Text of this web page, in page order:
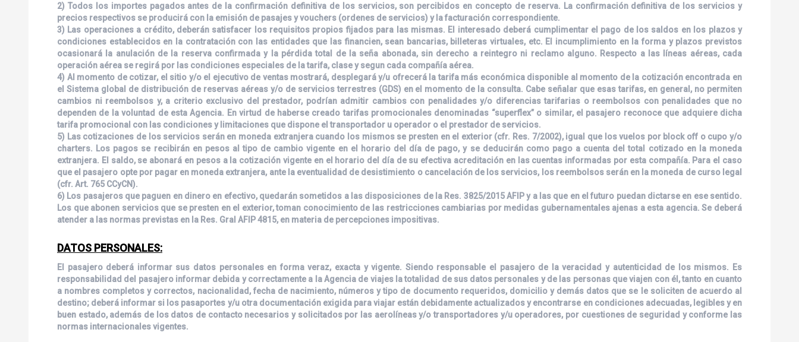
2) Todos los importes pagados antes de la confirmación definitiva de los servicios, son percibidos en concepto de reserva. La confirmación definitiva de los servicios y
precios respectivos se producirá con la emisión de pasajes y vouchers (ordenes de servicios) y la facturación correspondiente.
3) Las operaciones a crédito, deberán satisfacer los requisitos propios fijados para las mismas. El interesado deberá cumplimentar el pago de los saldos en los plazos y
condiciones establecidos en la contratación con las entidades que las financien, sean bancarias, billeteras virtuales, etc. El incumplimiento en la forma y plazos previstos
ocasionará la anulación de la reserva confirmada y la pérdida total de la seña abonada, sin derecho a reintegro ni reclamo alguno. Respecto a las líneas aéreas, cada
operación aérea se regirá por las condiciones especiales de la tarifa, clase y segun cada compañía aérea.
4) Al momento de cotizar, el sitio y/o el ejecutivo de ventas mostrará, desplegará y/u ofrecerá la tarifa más económica disponible al momento de la cotización encontrada en
el Sistema global de distribución de reservas aéreas y/o de servicios terrestres (GDS) en el momento de la consulta. Cabe señalar que esas tarifas, en general, no permiten
cambios ni reembolsos y, a criterio exclusivo del prestador, podrían admitir cambios con penalidades y/o diferencias tarifarias o reembolsos con penalidades que no
dependen de la voluntad de esta Agencia. En virtud de haberse creado tarifas promocionales denominadas “superflex” o similar, el pasajero reconoce que adquiere dicha
tarifa promocional con las condiciones y limitaciones que dispone el transportador u operador o el prestador de servicios.
5) Las cotizaciones de los servicios serán en moneda extranjera cuando los mismos se presten en el exterior (cfr. Res. 7/2002), igual que los vuelos por block off o cupo y/o
charters. Los pagos se recibirán en pesos al tipo de cambio vigente en el horario del día de pago, y se deducirán como pago a cuenta del total cotizado en la moneda
extranjera. El saldo, se abonará en pesos a la cotización vigente en el horario del día de su efectiva acreditación en las cuentas informadas por esta compañía. Para el caso
que el pasajero opte por pagar en moneda extranjera, ante la eventualidad de desistimiento o cancelación de los servicios, los reembolsos serán en la moneda de curso legal
(cfr. Art. 765 CCyCN).
6) Los pasajeros que paguen en dinero en efectivo, quedarán sometidos a las disposiciones de la Res. 3825/2015 AFIP y a las que en el futuro puedan dictarse en ese sentido.
Los que abonen servicios que se presten en el exterior, toman conocimiento de las restricciones cambiarias por medidas gubernamentales ajenas a esta agencia. Se deberá
atender a las normas previstas en la Res. Gral AFIP 4815, en materia de percepciones impositivas.
DATOS PERSONALES:
El pasajero deberá informar sus datos personales en forma veraz, exacta y vigente. Siendo responsable el pasajero de la veracidad y autenticidad de los mismos. Es
responsabilidad del pasajero informar debida y correctamente a la Agencia de viajes la totalidad de sus datos personales y de las personas que viajen con él, tanto en cuanto
a nombres completos y correctos, nacionalidad, fecha de nacimiento, números y tipo de documento requeridos, domicilio y demás datos que se le soliciten de acuerdo al
destino; deberá informar si los pasaportes y/u otra documentación exigida para viajar están debidamente actualizados y encontrarse en condiciones adecuadas, legibles y en
buen estado, además de los datos de contacto necesarios y solicitados por las aerolíneas y/o transportadores y/u operadores, por cuestiones de seguridad y conforme las
normas internacionales vigentes.